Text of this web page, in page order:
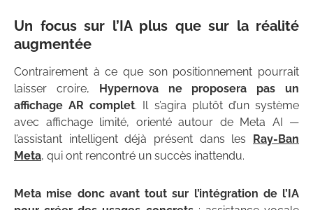
Un focus sur l’IA plus que sur la réalité
augmentée
Contrairement à ce que son positionnement pourrait
laisser croire,
Hypernova ne proposera pas un
affichage AR complet. Il s’agira plutôt d’un système
avec affichage limité, orienté autour de Meta AI —
l’assistant intelligent déjà présent dans les
Ray-Ban
Meta, qui ont rencontré un succès inattendu.
Meta mise donc avant tout sur l’intégration de l’IA